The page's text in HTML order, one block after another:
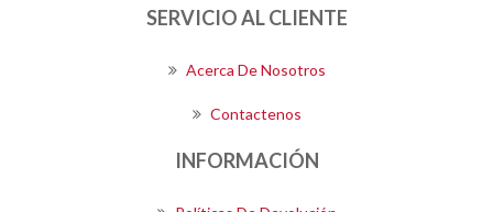
SERVICIO AL CLIENTE
Acerca De Nosotros
Contactenos
INFORMACIÓN